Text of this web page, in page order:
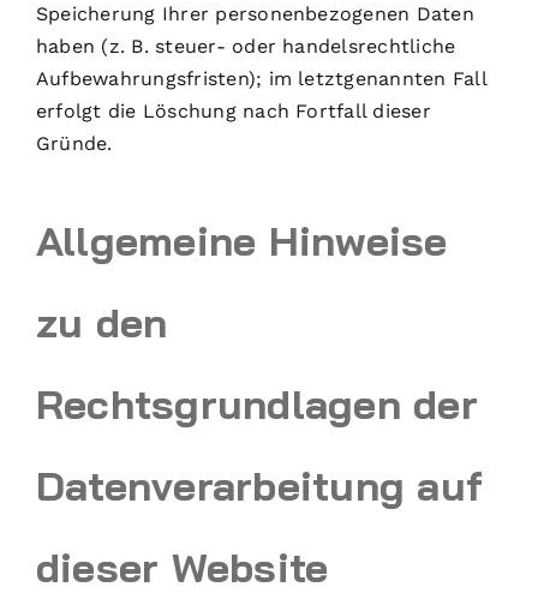
Speicherung Ihrer personenbezogenen Daten
haben (z. B. steuer- oder handelsrechtliche
Aufbewahrungsfristen); im letztgenannten Fall
erfolgt die Löschung nach Fortfall dieser
Gründe.
Allgemeine Hinweise
zu den
Rechtsgrundlagen der
Datenverarbeitung auf
dieser Website